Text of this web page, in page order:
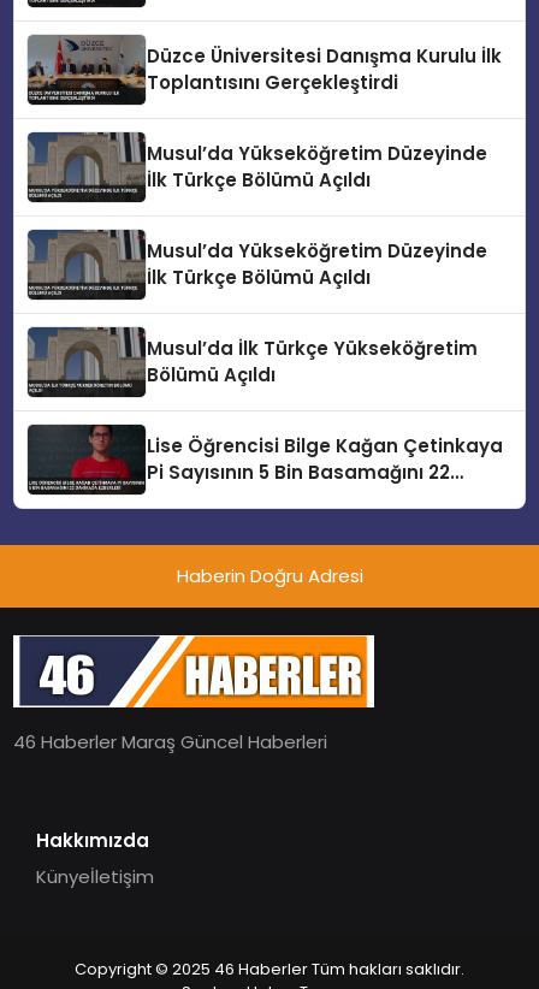
Düzce Üniversitesi Danışma Kurulu İlk
Toplantısını Gerçekleştirdi
Musul’da Yükseköğretim Düzeyinde
İlk Türkçe Bölümü Açıldı
Musul’da Yükseköğretim Düzeyinde
İlk Türkçe Bölümü Açıldı
Musul’da İlk Türkçe Yükseköğretim
Bölümü Açıldı
Lise Öğrencisi Bilge Kağan Çetinkaya
Pi Sayısının 5 Bin Basamağını 22
Haberin Doğru Adresi
46 Haberler Maraş Güncel Haberleri
Hakkımızda
Künyeİletişim
Copyright © 2025 46 Haberler Tüm hakları saklıdır.